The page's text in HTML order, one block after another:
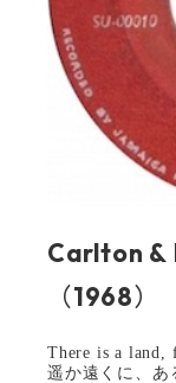
Carlton &
（1968）
There is a land,
遥か遠くに、あ